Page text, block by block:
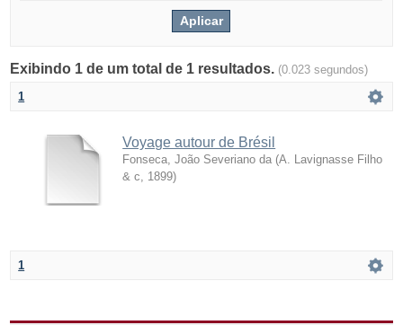
Exibindo 1 de um total de 1 resultados. (0.023 segundos)
1
Voyage autour de Brésil
Fonseca, João Severiano da (A. Lavignasse Filho
& c
1899)
1